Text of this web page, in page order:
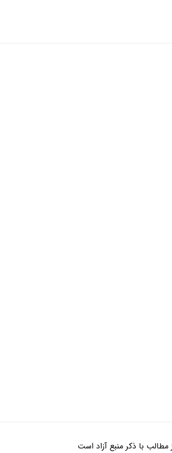
با ذکر منبع آزاد است